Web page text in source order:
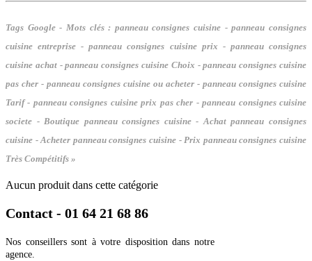
Tags Google - Mots clés : panneau consignes cuisine - panneau consignes
cuisine entreprise - panneau consignes cuisine prix - panneau consignes
cuisine achat - panneau consignes cuisine Choix - panneau consignes cuisine
pas cher - panneau consignes cuisine ou acheter - panneau consignes cuisine
Tarif - panneau consignes cuisine prix pas cher - panneau consignes cuisine
societe - Boutique panneau consignes cuisine - Achat panneau consignes
cuisine - Acheter panneau consignes cuisine - Prix panneau consignes cuisine
Très Compétitifs »
Aucun produit dans cette catégorie
Contact - 01 64 21 68 86
Nos conseillers sont à votre disposition dans notre
agence.